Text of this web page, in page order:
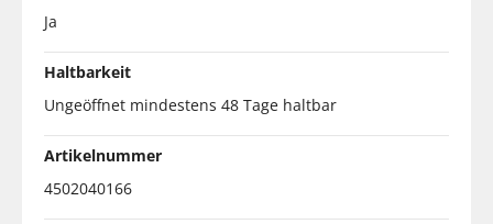
Ja
Haltbarkeit
Ungeöffnet mindestens 48 Tage haltbar
Artikelnummer
4502040166